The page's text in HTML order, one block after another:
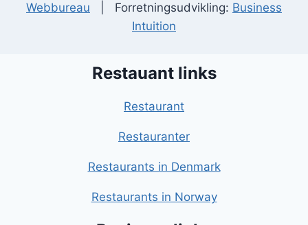
Webbureau | Forretningsudvikling: Business
Intuition
Restauant links
Restaurant
Restauranter
Restaurants in Denmark
Restaurants in Norway